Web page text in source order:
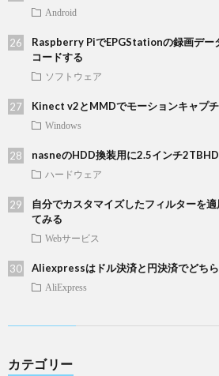
Android
Raspberry PiでEPGStationの録画デー
コードする
ソフトウェア
Kinect v2とMMDでモーションキャプ
Windows
nasneのHDD換装用に2.5インチ
ハードウェア
自分でカスタマイズしたフィルターを
てみる
Webサービス
Aliexpressはドル決済と円決済でどち
AliExpress
カテゴリー